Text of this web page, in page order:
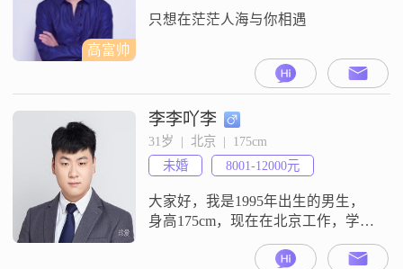
技之长##3002#
高富帅
只想在茫茫人海与你相遇
李李吖李
31岁  |  北京  |  175cm
未婚
8001-12000元
大家好，我是1995年出生的男生，
身高175cm，现在在北京工作，学历
是大学本科，月收入在8001到12000
元之间##3002##我的性格里，大家